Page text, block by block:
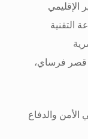
الإقليمي
التقنية
قصر فرساي،
والدفاع